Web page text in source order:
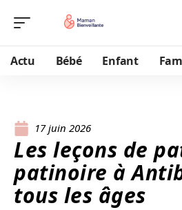
Actu Bébé Enfant
17 juin 2026
Les leçons de
patinoire à
tous les âges